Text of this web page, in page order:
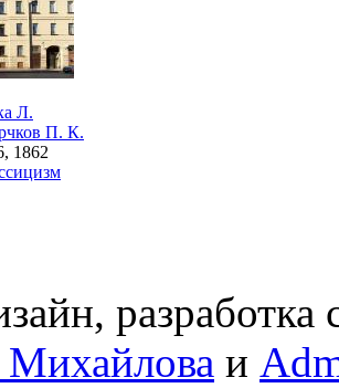
Л.
П. К.
1862
разработка
и